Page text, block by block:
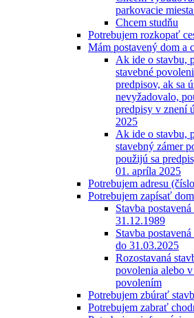
parkovacie
Chcem studňu
Potrebujem rozkopať
Mám postavený dom a
Ak ide o stavbu,
stavebné
predpisov, ak sa
nevyžadovalo,
predpisy v znení
2025
Ak ide o stavbu,
stavebný zámer
použijú sa
01. apríla 2025
Potrebujem adresu
Potrebujem zapísať
Stavba
31.12.1989
Stavba
do 31.03.2025
Rozostavaná
povolenia alebo
povolením
Potrebujem zbúrať
Potrebujem zabrať